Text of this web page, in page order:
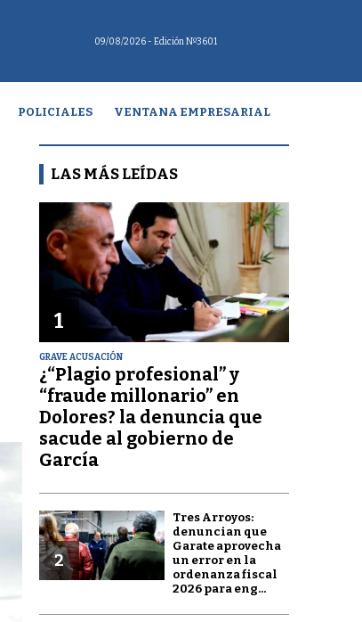
09/08/2026 - Edición Nº3601
POLICIALES VENTANA EMPRESARIAL
LAS MÁS LEÍDAS
1
GRAVE ACUSACIÓN
¿“Plagio profesional” y
“fraude millonario” en
Dolores? la denuncia que
sacude al gobierno de
García
2
Tres Arroyos:
denuncian que
Garate aprovecha
un error en la
ordenanza fiscal
2026 para eng...